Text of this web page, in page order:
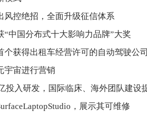
风控绝招，全面升级征信体系
中国分布式十大影响力品牌”大奖
个获得出租车经营许可的自动驾驶公
宇宙进行营销
投入研发，国际临床、海外团队建设
，展示其可维修